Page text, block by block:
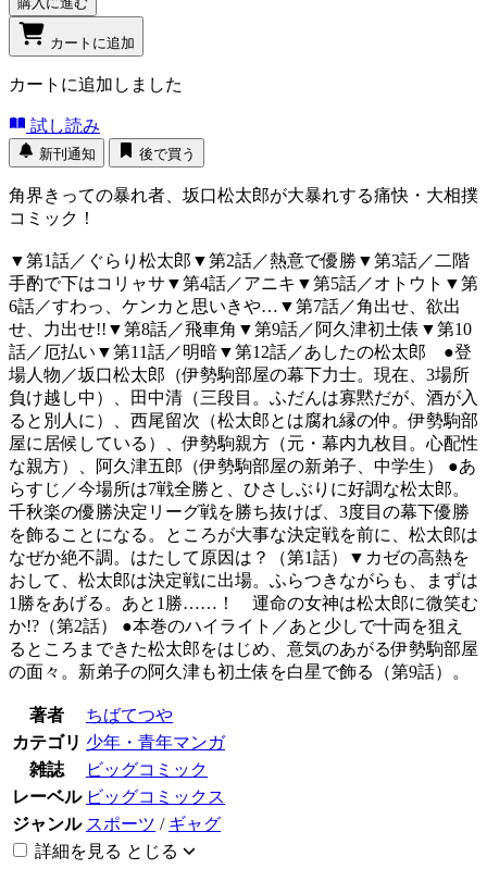
カートに追加
カートに追加しました
試し読み
新刊通知 後で買う
角界きっての暴れ者、坂口松太郎が大暴れする痛快・大相撲
コミック！
▼第1話／ぐらり松太郎▼第2話／熱意で優勝▼第3話／二階
手酌で下はコリャサ▼第4話／アニキ▼第5話／オトウト▼第
6話／すわっ、ケンカと思いきや…▼第7話／角出せ、欲出
せ、力出せ!!▼第8話／飛車角▼第9話／阿久津初土俵▼第10
話／厄払い▼第11話／明暗▼第12話／あしたの松太郎 ●登
場人物／坂口松太郎（伊勢駒部屋の幕下力士。現在、3場所
負け越し中）、田中清（三段目。ふだんは寡黙だが、酒が入
ると別人に）、西尾留次（松太郎とは腐れ縁の仲。伊勢駒部
屋に居候している）、伊勢駒親方（元・幕内九枚目。心配性
な親方）、阿久津五郎（伊勢駒部屋の新弟子、中学生） ●あ
らすじ／今場所は7戦全勝と、ひさしぶりに好調な松太郎。
千秋楽の優勝決定リーグ戦を勝ち抜けば、3度目の幕下優勝
を飾ることになる。ところが大事な決定戦を前に、松太郎は
なぜか絶不調。はたして原因は？（第1話）▼カゼの高熱を
おして、松太郎は決定戦に出場。ふらつきながらも、まずは
1勝をあげる。あと1勝……！ 運命の女神は松太郎に微笑む
か!?（第2話） ●本巻のハイライト／あと少しで十両を狙え
るところまできた松太郎をはじめ、意気のあがる伊勢駒部屋
の面々。新弟子の阿久津も初土俵を白星で飾る（第9話）。
著者
ちばてつや
カテゴリ 少年・青年マンガ
雑誌
ビッグコミック
レーベル ビッグコミックス
ジャンル スポーツ / ギャグ
詳細を見る とじる